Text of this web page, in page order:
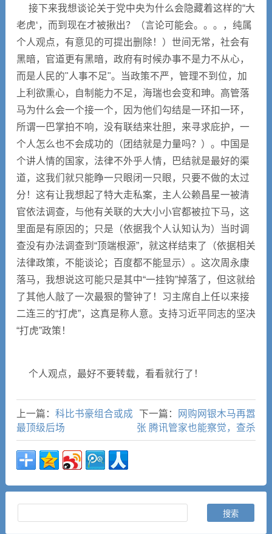
接下来我想谈论关于党中央为什么会隐藏着这样的“大
老虎‘，而到现在才被揪出？（言论可能会。。。，纯属
个人观点，有意见的可提出删除！）世间无常，社会有
黑暗，官道更有黑暗，政府有时候办事不是力不从心，
而是人民的"人事不足"。当政策不严，管理不到位，加
上利欲熏心，自制能力不足，海瑞也会变和珅。高管落
马为什么会一个接一个，因为他们勾结是一环扣一环，
所谓一巴掌拍不响，没有联结来壮胆，来寻求庇护，一
个人怎么也不会成功的（团结就是力量吗？）。中国是
个讲人情的国家，法律不外乎人情，巴结就是最好的渠
道，这我们就只能睁一只眼闭一只眼，只要不做的太过
分！这有让我想起了特大走私案，主人公赖昌星一被清
官依法调查，与他有关联的大大小小官都被拉下马，这
里面是有原因的；只是（依据我个人认知认为）当时调
查没有办法调查到“顶端根源”，就这样结束了（依据相关
法律政策，不能谈论；百度都不能显示）。这次周永康
落马，我想说这可能只是其中“一挂钩”掉落了，但这就给
了其他人敲了一次最狠的警钟了！习主席自上任以来接
二连三的“打虎”，这真是称人意。支持习近平同志的坚决
“打虎”政策！
个人观点，最好不要转载，看看就行了！
上一篇： 科比书豪组合或成
最顶级后场
下一篇：
网购网银木马再嚣
张 腾讯管家也能察觉，查杀